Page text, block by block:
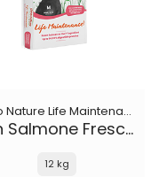
Almo Nature Life Maintenance
con Salmone Fresco M
12 kg